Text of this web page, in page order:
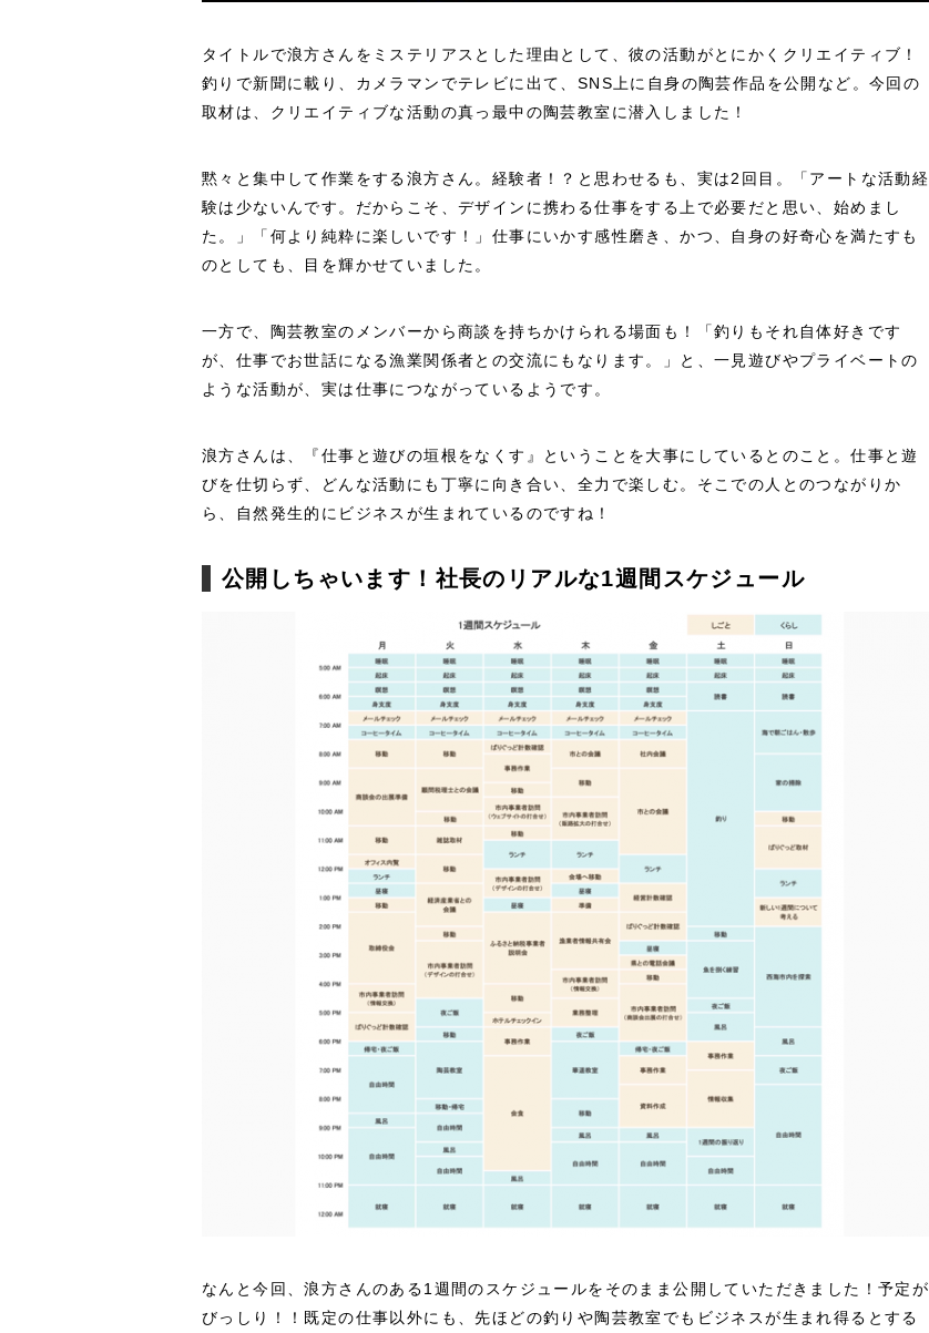
タイトルで浪方さんをミステリアスとした理由として、彼の活動がとにかくクリエイティブ！
釣りで新聞に載り、カメラマンでテレビに出て、SNS上に自身の陶芸作品を公開など。今回の
取材は、クリエイティブな活動の真っ最中の陶芸教室に潜入しました！
黙々と集中して作業をする浪方さん。経験者！？と思わせるも、実は2回目。「アートな活動経
験は少ないんです。だからこそ、デザインに携わる仕事をする上で必要だと思い、始めまし
た。」「何より純粋に楽しいです！」仕事にいかす感性磨き、かつ、自身の好奇心を満たすも
のとしても、目を輝かせていました。
一方で、陶芸教室のメンバーから商談を持ちかけられる場面も！「釣りもそれ自体好きです
が、仕事でお世話になる漁業関係者との交流にもなります。」と、一見遊びやプライベートの
ような活動が、実は仕事につながっているようです。
浪方さんは、『仕事と遊びの垣根をなくす』ということを大事にしているとのこと。仕事と遊
びを仕切らず、どんな活動にも丁寧に向き合い、全力で楽しむ。そこでの人とのつながりか
ら、自然発生的にビジネスが生まれているのですね！
公開しちゃいます！社長のリアルな1週間スケジュール
なんと今回、浪方さんのある1週間のスケジュールをそのまま公開していただきました！予定が
びっしり！！既定の仕事以外にも、先ほどの釣りや陶芸教室でもビジネスが生まれ得るとする